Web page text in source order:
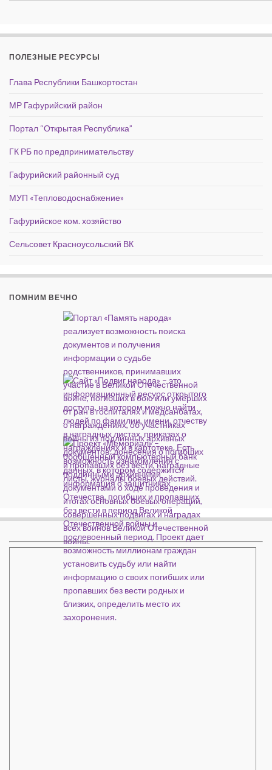
ПОЛЕЗНЫЕ РЕСУРСЫ
Глава Республики Башкортостан
МР Гафурийский район
Портал “Открытая Республика”
ГК РБ по предпринимательству
Гафурийский районный суд
МУП «Тепловодоснабжение»
Гафурийское ком. хозяйство
Сельсовет Красноусольский ВК
ПОМНИМ ВЕЧНО